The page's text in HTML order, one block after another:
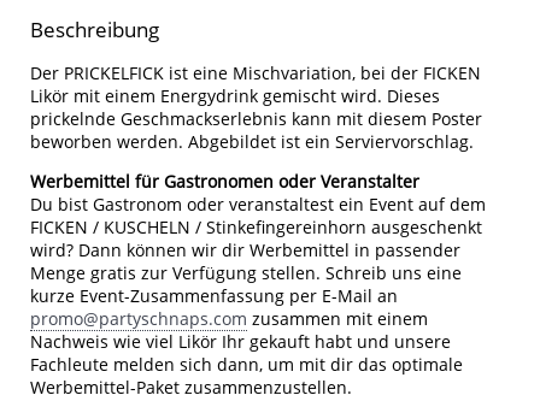
Beschreibung
Der PRICKELFICK ist eine Mischvariation, bei der FICKEN
Likör mit einem Energydrink gemischt wird. Dieses
prickelnde Geschmackserlebnis kann mit diesem Poster
beworben werden. Abgebildet ist ein Serviervorschlag.
Werbemittel für Gastronomen oder Veranstalter
Du bist Gastronom oder veranstaltest ein Event auf dem
FICKEN / KUSCHELN / Stinkefingereinhorn ausgeschenkt
wird? Dann können wir dir Werbemittel in passender
Menge gratis zur Verfügung stellen. Schreib uns eine
kurze Event-Zusammenfassung per E-Mail an
promo@partyschnaps.com zusammen mit einem
Nachweis wie viel Likör Ihr gekauft habt und unsere
Fachleute melden sich dann, um mit dir das optimale
Werbemittel-Paket zusammenzustellen.